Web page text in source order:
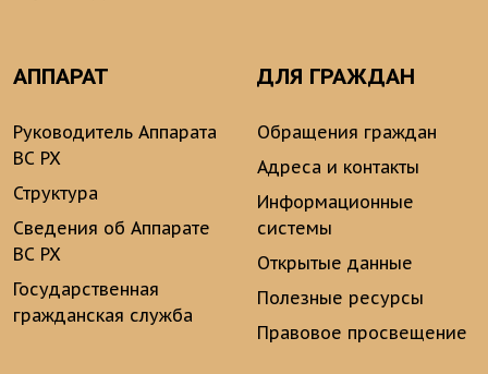
АППАРАТ
Руководитель Аппарата
ВС РХ
Структура
Сведения об Аппарате
ВС РХ
Государственная
гражданская служба
ДЛЯ ГРАЖДАН
Обращения граждан
Адреса и контакты
Информационные
системы
Открытые данные
Полезные ресурсы
Правовое просвещение